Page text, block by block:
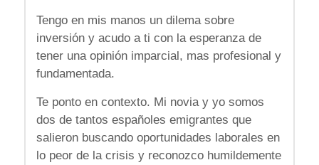
Tengo en mis manos un dilema sobre
inversión y acudo a ti con la esperanza de
tener una opinión imparcial, mas profesional y
fundamentada.
Te ponto en contexto. Mi novia y yo somos
dos de tantos españoles emigrantes que
salieron buscando oportunidades laborales en
lo peor de la crisis y reconozco humildemente